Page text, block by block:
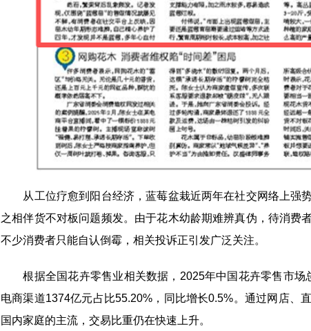
从工位疗愈到阳台经济，蓝莓盆栽近两年在社交网络上强
之相伴货不对板问题频发。由于花木幼龄期难辨真伪，待消费
不少消费者只能自认倒霉，相关投诉正引发广泛关注。
根据全国花卉零售业相关数据，2025年中国花卉零售市场
电商渠道1374亿元占比55.20%，同比增长0.5%。通过网店、
国内家庭的主流，交易比重仍在快速上升。